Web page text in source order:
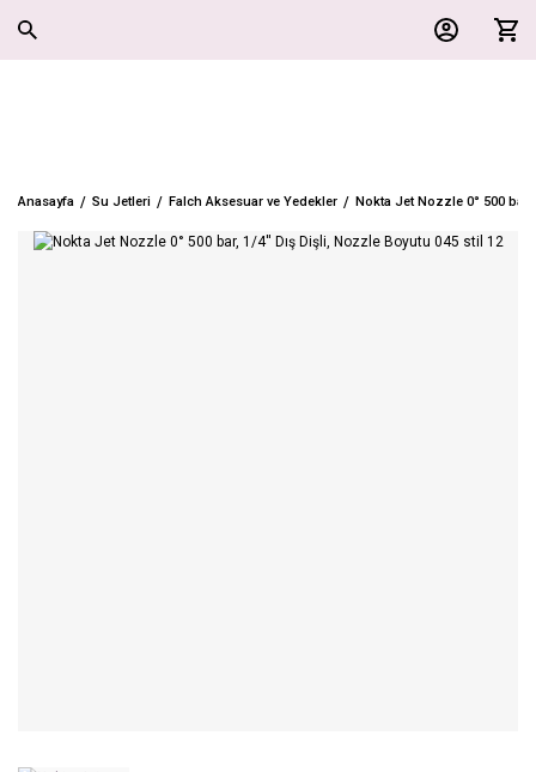
Anasayfa Su Jetleri Falch Aksesuar ve Yedekler Nokta Jet Nozzle 0° 500